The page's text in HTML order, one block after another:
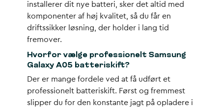
installerer dit nye batteri, sker det altid med
komponenter af høj kvalitet, så du får en
driftssikker løsning, der holder i lang tid
fremover.
Hvorfor vælge professionelt Samsung
Galaxy A05 batteriskift?
Der er mange fordele ved at få udført et
professionelt batteriskift. Først og fremmest
slipper du for den konstante jagt på opladere i